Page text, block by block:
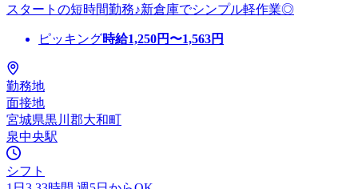
スタートの短時間勤務♪新倉庫でシンプル軽作業◎
ピッキング時給1,250円〜1,563円
勤務地
面接地
宮城県黒川郡大和町
泉中央駅
シフト